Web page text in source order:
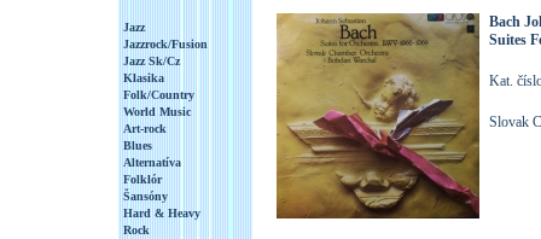
Jazz
Jazzrock/Fusion
Jazz Sk/Cz
Klasika
Folk/Country
World Music
Art-rock
Blues
Alternatíva
Folklór
Šansóny
Hard & Heavy
Rock
Bach
Suites
Kat.
Slovak